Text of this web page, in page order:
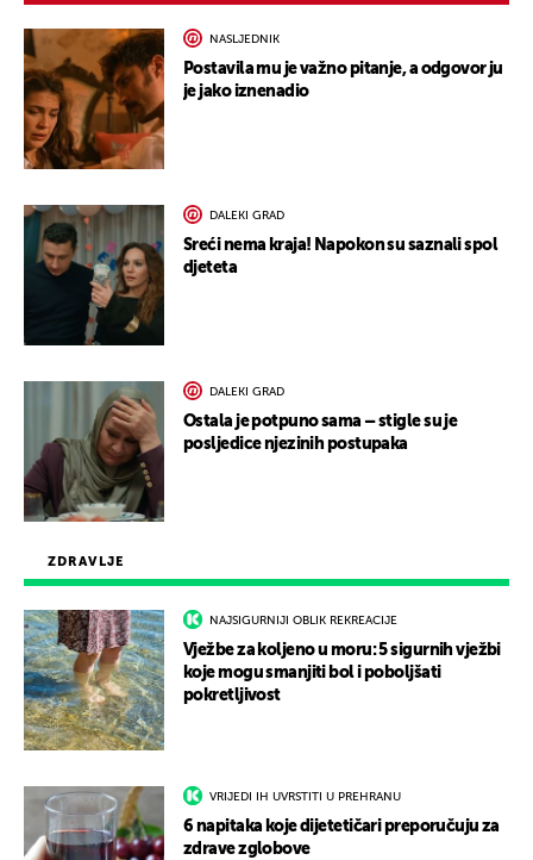
ZDRAVLJE
NAJSIGURNIJI OBLIK REKREACIJE
Vježbe za koljeno u moru: 5 sigurnih vježbi
koje mogu smanjiti bol i poboljšati
pokretljivost
VRIJEDI IH UVRSTITI U PREHRANU
6 napitaka koje dijetetičari preporučuju za
zdrave zglobove
NASLJEDNIK
Postavila mu je važno pitanje, a odgovor ju
je jako iznenadio
DALEKI GRAD
Sreći nema kraja! Napokon su saznali spol
djeteta
DALEKI GRAD
Ostala je potpuno sama – stigle su je
posljedice njezinih postupaka